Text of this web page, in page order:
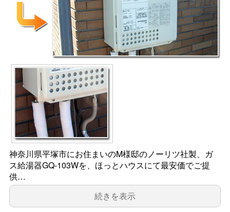
神奈川県平塚市にお住まいのM様邸のノーリツ社製、ガ
ス給湯器GQ-103Wを、ほっとハウスにて最安価でご提
供…
続きを表示